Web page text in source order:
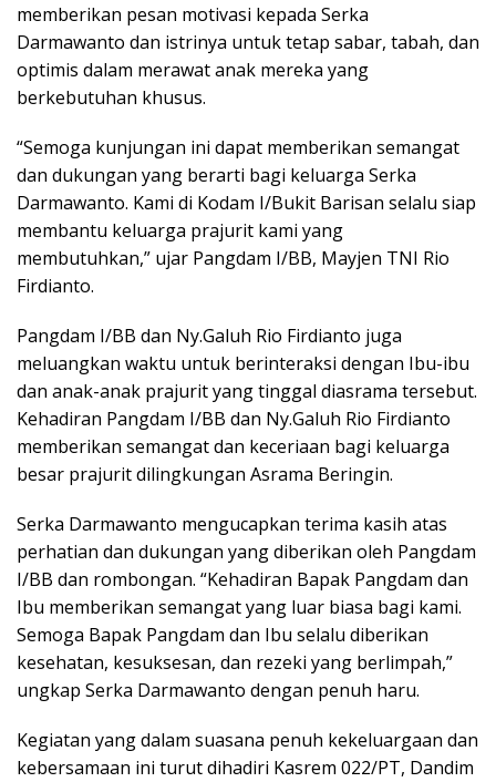
memberikan pesan motivasi kepada Serka
Darmawanto dan istrinya untuk tetap sabar, tabah, dan
optimis dalam merawat anak mereka yang
berkebutuhan khusus.
“Semoga kunjungan ini dapat memberikan semangat
dan dukungan yang berarti bagi keluarga Serka
Darmawanto. Kami di Kodam I/Bukit Barisan selalu siap
membantu keluarga prajurit kami yang
membutuhkan,” ujar Pangdam I/BB, Mayjen TNI Rio
Firdianto.
Pangdam I/BB dan Ny.Galuh Rio Firdianto juga
meluangkan waktu untuk berinteraksi dengan Ibu-ibu
dan anak-anak prajurit yang tinggal diasrama tersebut.
Kehadiran Pangdam I/BB dan Ny.Galuh Rio Firdianto
memberikan semangat dan keceriaan bagi keluarga
besar prajurit dilingkungan Asrama Beringin.
Serka Darmawanto mengucapkan terima kasih atas
perhatian dan dukungan yang diberikan oleh Pangdam
I/BB dan rombongan. “Kehadiran Bapak Pangdam dan
Ibu memberikan semangat yang luar biasa bagi kami.
Semoga Bapak Pangdam dan Ibu selalu diberikan
kesehatan, kesuksesan, dan rezeki yang berlimpah,”
ungkap Serka Darmawanto dengan penuh haru.
Kegiatan yang dalam suasana penuh kekeluargaan dan
kebersamaan ini turut dihadiri Kasrem 022/PT, Dandim